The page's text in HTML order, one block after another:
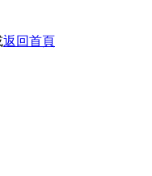
返回首頁